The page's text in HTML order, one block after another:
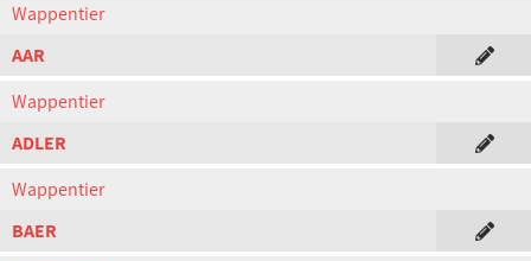
Wappentier
AAR
Wappentier
ADLER
Wappentier
BAER